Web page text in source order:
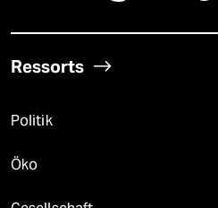
Ressorts
Politik
Öko